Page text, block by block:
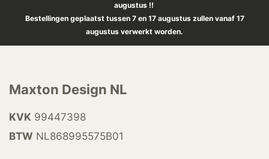
augustus !!
Bestellingen geplaatst tussen 7 en 17 augustus zullen vanaf 17
augustus verwerkt worden.
Maxton Design NL
KVK 99447398
BTW NL868995575B01